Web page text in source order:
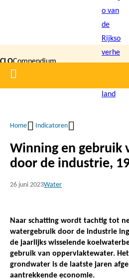
inhoud
gaan
CLOCompendium
voor de
Home
Kruimelpad
Home Indicatoren
Winning en gebruik
door de industrie,
26 juni 2023Water
Naar schatting wordt tachtig tot
watergebruik door de industrie
de jaarlijks wisselende
gebruik van oppervlaktewater.
grondwater is de laatste jaren
aantrekkende economie.